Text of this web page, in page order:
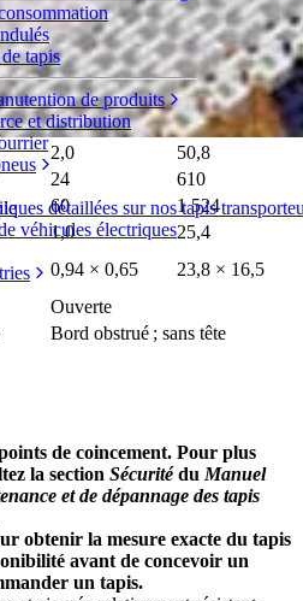
détaillées sur nos tapis
tapis
de produits
et distribution
véhicules électriques
Top
pouce(s)
mm
2,0
50,8
24
610
60
1 524
1,0
25,4
0,94 × 0,65
23,8 × 16,5
Ouverte
Bord obstrué ; sans tête
de coincement. Pour plus
la section Sécuritédu Manuel
et de dépannage des tapis
obtenir la mesure exacte du tapis
avant de concevoir un
un tapis.